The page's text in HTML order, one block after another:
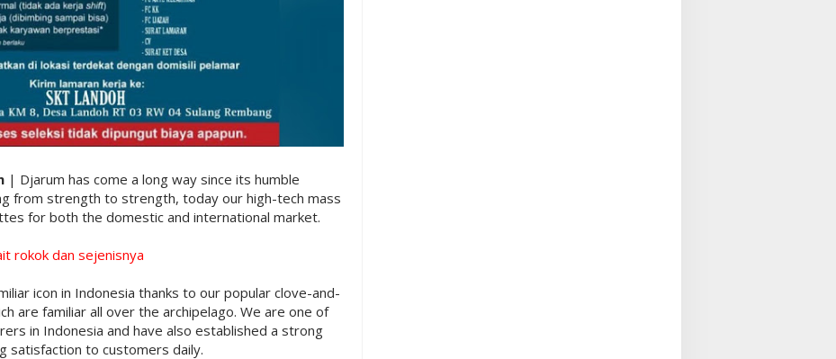
| Djarum has come a long way since its humble
from strength to strength, today our high-tech mass
for both the domestic and international market.
rokok dan sejenisnya
icon in Indonesia thanks to our popular clove-and-
are familiar all over the archipelago. We are one of
in Indonesia and have also established a strong
satisfaction to customers daily.